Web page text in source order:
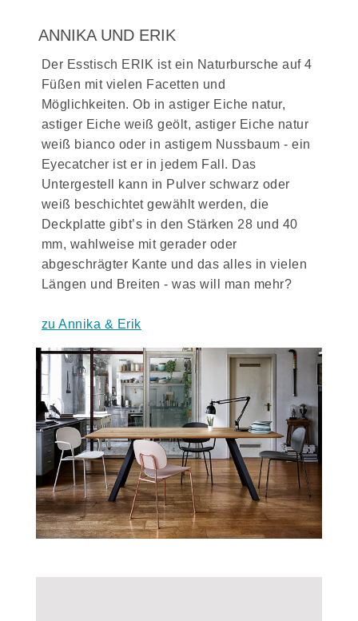
ANNIKA UND ERIK
Der Esstisch ERIK ist ein Naturbursche auf 4
Füßen mit vielen Facetten und
Möglichkeiten. Ob in astiger Eiche natur,
astiger Eiche weiß geölt, astiger Eiche natur
weiß bianco oder in astigem Nussbaum - ein
Eyecatcher ist er in jedem Fall. Das
Untergestell kann in Pulver schwarz oder
weiß beschichtet gewählt werden, die
Deckplatte gibt’s in den Stärken 28 und 40
mm, wahlweise mit gerader oder
abgeschrägter Kante und das alles in vielen
Längen und Breiten - was will man mehr?
zu Annika & Erik